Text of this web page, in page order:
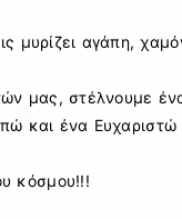
μυρίζει αγάπη,
μας, στέλνουμε
και ένα Ευχαριστώ
κόσμου!!!